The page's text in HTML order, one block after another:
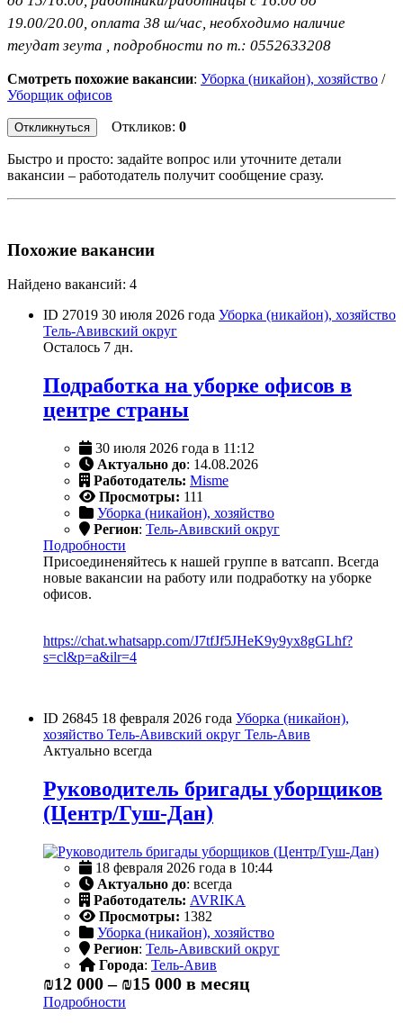
19.00/20.00, оплата 38 ш/час, необходимо наличие
теудат зеута , подробности по т.: 0552633208
Смотреть похожие вакансии: Уборка (никайон), хозяйство /
Уборщик офисов
Откликнуться Откликов: 0
Быстро и просто: задайте вопрос или уточните детали
вакансии – работодатель получит сообщение сразу.
Похожие вакансии
Найдено вакансий: 4
ID 27019 30 июля 2026 года Уборка (никайон), хозяйство
Тель-Авивский округ
Осталось 7 дн.
Подработка на уборке офисов в
центре страны
30 июля 2026 года в 11:12
Актуально до: 14.08.2026
Работодатель: Misme
Просмотры: 111
Уборка (никайон), хозяйство
Регион: Тель-Авивский округ
Подробности
Присоединеняйтесь к нашей группе в ватсапп. Всегда
новые вакансии на работу или подработку на уборке
офисов.
https://chat.whatsapp.com/J7tfJf5JHeK9y9yx8gGLhf?
s=cl&p=a&ilr=4
ID 26845 18 февраля 2026 года Уборка (никайон),
хозяйство Тель-Авивский округ Тель-Авив
Актуально всегда
Руководитель бригады уборщиков
(Центр/Гуш-Дан)
18 февраля 2026 года в 10:44
Актуально до: всегда
Работодатель: AVRIKA
Просмотры: 1382
Уборка (никайон), хозяйство
Регион: Тель-Авивский округ
Города: Тель-Авив
₪12 000– ₪15 000 в месяц
Подробности